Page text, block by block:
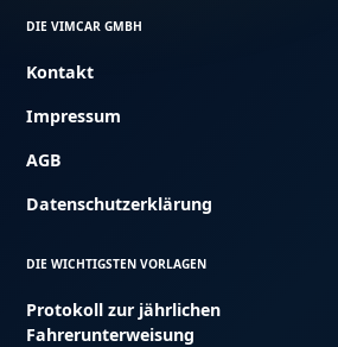
DIE VIMCAR GMBH
Kontakt
Impressum
AGB
Datenschutzerklärung
DIE WICHTIGSTEN VORLAGEN
Protokoll zur jährlichen
Fahrerunterweisung